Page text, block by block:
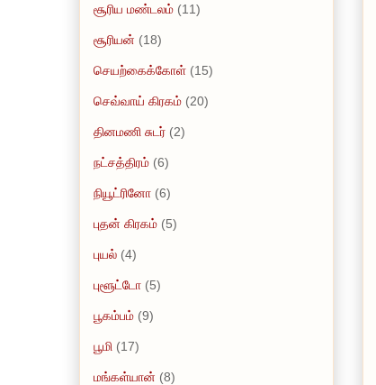
சூரிய மண்டலம் (11)
சூரியன் (18)
செயற்கைக்கோள் (15)
செவ்வாய் கிரகம் (20)
தினமணி சுடர் (2)
நட்சத்திரம் (6)
நியூட்ரினோ (6)
புதன் கிரகம் (5)
புயல் (4)
புளூட்டோ (5)
பூகம்பம் (9)
பூமி (17)
மங்கள்யான் (8)